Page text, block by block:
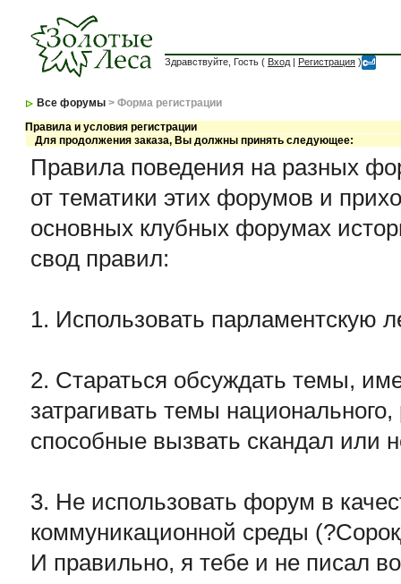
Здравствуйте, Гость ( Вход | Регистрация )
Все форумы > Форма регистрации
Правила и условия регистрации
Для продолжения заказа, Вы должны принять следующее:
Правила поведения на разных
от тематики этих форумов и
основных клубных форумах
свод правил:
1. Использовать парламентскую
2. Стараться обсуждать темы,
затрагивать темы
способные вызвать скандал или
3. Не использовать форум в
коммуникационной среды
И правильно, я тебе и не писал